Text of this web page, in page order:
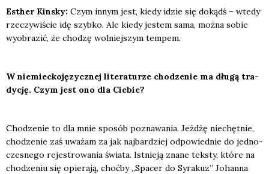
Esther Kin­sky: Czym innym jest, kie­dy idzie się dokądś – wte­dy
rze­czy­wi­ście idę szyb­ko. Ale kie­dy jestem sama, moż­na sobie
wyobra­zić, że cho­dzę wol­niej­szym tem­pem.
W nie­miec­ko­ję­zycz­nej lite­ra­tu­rze cho­dze­nie ma dłu­gą tra­
dy­cję. Czym jest ono dla Cie­bie?
Cho­dze­nie to dla mnie spo­sób pozna­wa­nia. Jeż­dżę nie­chęt­nie,
cho­dze­nie zaś uwa­żam za jak naj­bar­dziej odpo­wied­nie do jed­no­
cze­sne­go reje­stro­wa­nia świa­ta. Ist­nie­ją zna­ne tek­sty, któ­re na
cho­dze­niu się opie­ra­ją, choć­by „Spa­cer do Syra­kuz” Johan­na